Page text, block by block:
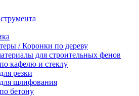
/ Коронки по дереву
для строительных фенов
кафелю и стеклу
резки
шлифования
бетону